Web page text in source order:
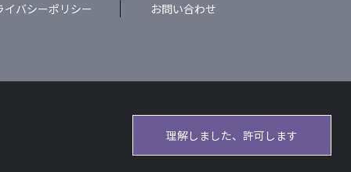
イバシーポリシー お問い合わせ
理解しました、許可します